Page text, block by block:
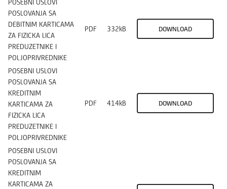
POSEBNI USLOVI
POSLOVANJA SA
DEBITNIM KARTICAMA
ZA FIZICKA LICA
PREDUZETNIKE I
POLJOPRIVREDNIKE
PDF 332kB DOWNLOAD
POSEBNI USLOVI
POSLOVANJA SA
KREDITNIM
KARTICAMA ZA
FIZICKA LICA
PREDUZETNIKE I
POLJOPRIVREDNIKE
PDF 414kB DOWNLOAD
POSEBNI USLOVI
POSLOVANJA SA
KREDITNIM
KARTICAMA ZA